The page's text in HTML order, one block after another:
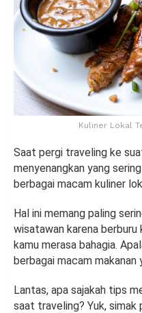
Kuliner Lokal
Saat pergi traveling ke
menyenangkan yang
berbagai macam kuliner
Hal ini memang paling
wisatawan karena berburu
kamu merasa bahagia.
berbagai macam makanan
Lantas, apa sajakah tips
saat traveling? Yuk, simak